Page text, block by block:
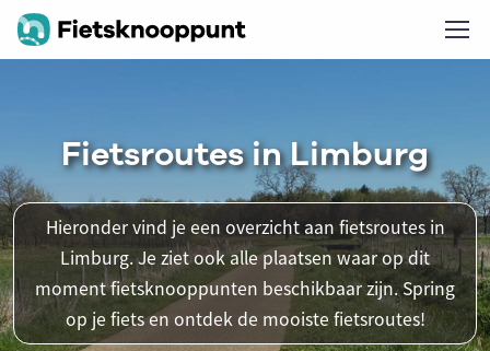
Fietsroutes in Limburg
Hieronder vind je een overzicht aan fietsroutes in
Limburg. Je ziet ook alle plaatsen waar op dit
moment fietsknooppunten beschikbaar zijn. Spring
op je fiets en ontdek de mooiste fietsroutes!